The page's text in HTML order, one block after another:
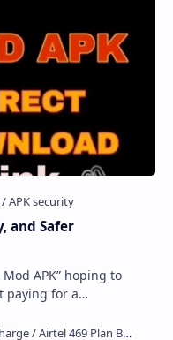
and Safer
APK” hoping to
paying for a